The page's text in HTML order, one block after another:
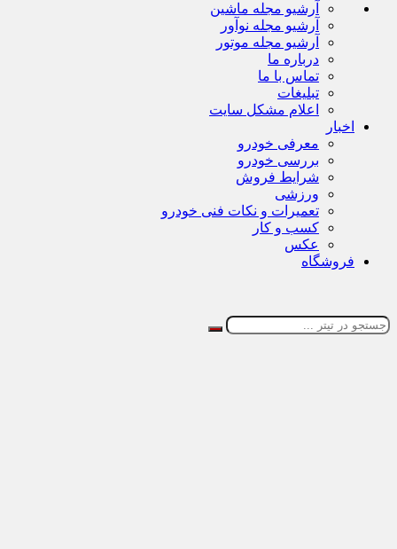
آرشیو مجله ماشین
آرشیو مجله نوآور
آرشیو مجله موتور
درباره ما
تماس با ما
تبلیغات
اعلام مشکل سایت
اخبار
معرفی خودرو
بررسی خودرو
شرایط فروش
ورزشی
تعمیرات و نکات فنی خودرو
کسب و کار
عکس
فروشگاه